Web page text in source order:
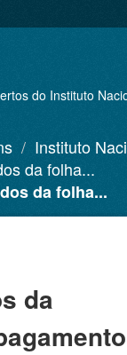
Instituto
da folha...
da folha...
da